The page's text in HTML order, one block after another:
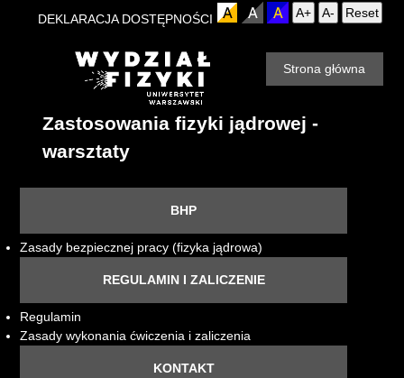
DEKLARACJA DOSTĘPNOŚCI Reset
A-
A+
Strona główna
Zastosowania fizyki jądrowej -
warsztaty
BHP
Zasady bezpiecznej pracy (fizyka jądrowa)
REGULAMIN I ZALICZENIE
Regulamin
Zasady wykonania ćwiczenia i zaliczenia
KONTAKT